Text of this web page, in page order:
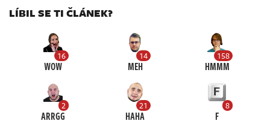
LÍBIL SE TI ČLÁNEK?
16
WOW
14
MEH
158
HMMM
2
ARRGG
21
HAHA
8
F